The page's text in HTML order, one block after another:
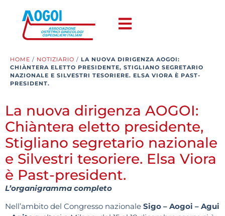
HOME / NOTIZIARIO / LA NUOVA DIRIGENZA AOGOI:
CHIÀNTERA ELETTO PRESIDENTE, STIGLIANO SEGRETARIO
NAZIONALE E SILVESTRI TESORIERE. ELSA VIORA È PAST-
PRESIDENT.
La nuova dirigenza AOGOI:
Chiàntera eletto presidente,
Stigliano segretario nazionale
e Silvestri tesoriere. Elsa Viora
è Past-president.
L’organigramma completo
Nell’ambito del Congresso nazionale Sigo – Aogoi – Agui